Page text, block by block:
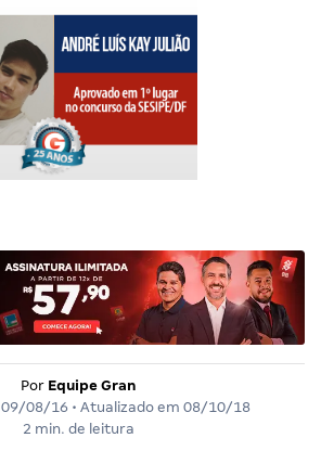
Por Equipe Gran
09/08/16 • Atualizado em 08/10/18
2 min. de leitura